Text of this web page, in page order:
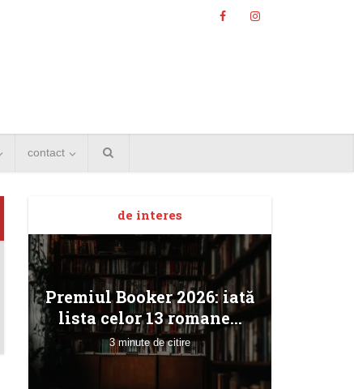
contact
de interes
Premiul Booker 2026: iată
lista celor 13 romane...
3 minute de citire